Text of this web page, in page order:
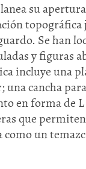
su
Se han
y figuras
incluye una
cancha
en forma de
que
un